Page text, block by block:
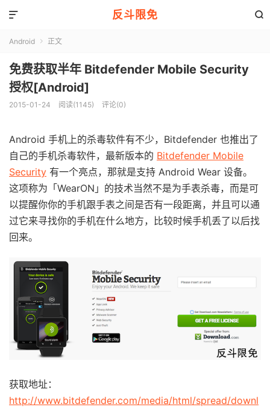
反斗限免 

Android  正文
免费获取半年 Bitdefender Mobile Security
授权[Android]
2015-01-24 阅读(1145) 评论(0)
Android 手机上的杀毒软件有不少，Bitdefender 也推出了
自己的手机杀毒软件，最新版本的 Bitdefender Mobile
Security 有一个亮点，那就是支持 Android Wear 设备。
这项称为「WearON」的技术当然不是为手表杀毒，而是可
以提醒你你的手机跟手表之间是否有一段距离，并且可以通
过它来寻找你的手机在什么地方，比较时候手机丢了以后找
回来。
获取地址：
http://www.bitdefender.com/media/html/spread/downl